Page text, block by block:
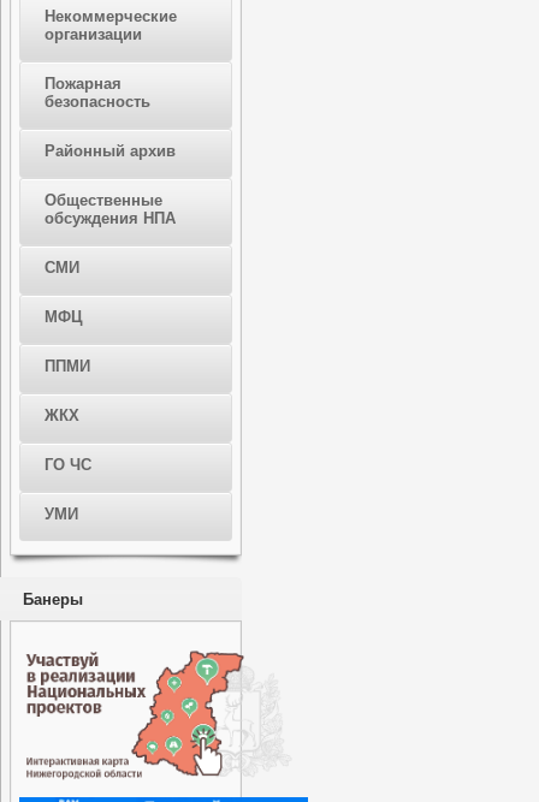
Некоммерческие
организации
Пожарная
безопасность
Районный архив
Общественные
обсуждения НПА
СМИ
МФЦ
ППМИ
ЖКХ
ГО ЧС
УМИ
Банеры